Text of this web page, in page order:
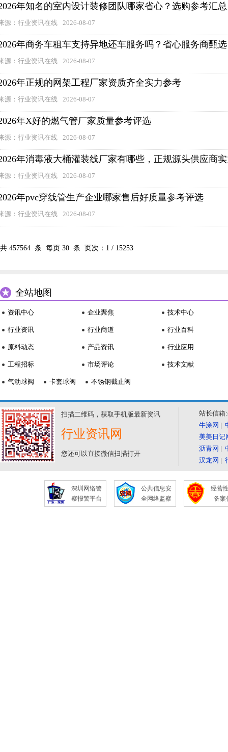
年知名的室内设计装修团队哪家省心？选购参考汇总
源：行业资讯在线 2026-08-07
年商务车租车支持异地还车服务吗？省心服务商甄选
源：行业资讯在线 2026-08-07
年正规的网架工程厂家资质齐全实力参考
源：行业资讯在线 2026-08-07
年X好的燃气管厂家质量参考评选
源：行业资讯在线 2026-08-07
年消毒液大桶灌装线厂家有哪些，正规源头供应商
源：行业资讯在线 2026-08-07
年pvc穿线管生产企业哪家售后好质量参考评选
源：行业资讯在线 2026-08-07
共 457564 条 每页 30 条 页次： 1 / 15253
全站地图
资讯中心
行业资讯
原料动态
工程招标
企业聚焦
行业商道
产品资讯
市场评论
技术中心
行业百科
行业应用
技术文献
气动球阀 卡套球阀 不锈钢截止阀
扫描二维码，获取手机版最新资讯
行业资讯网
您还可以直接微信扫描打开
站长信箱
牛涂网 |
美美日记
沥青网 |
汉龙网 |
深圳网络警
察报警平台
公共信息安
全网络监察
经营
备案